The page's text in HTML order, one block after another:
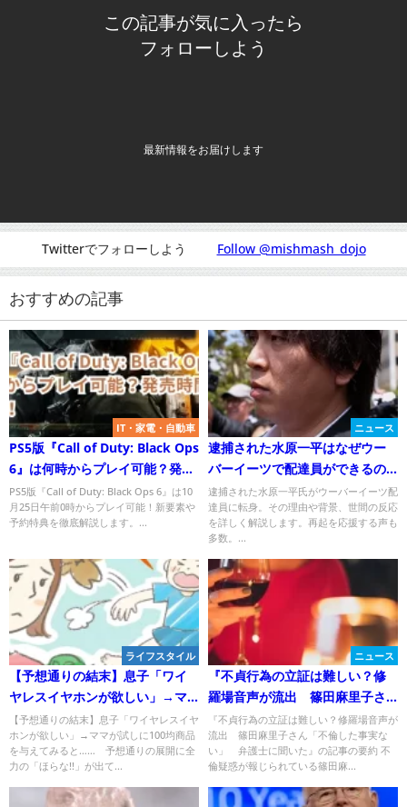
この記事が気に入ったら
フォローしよう
最新情報をお届けします
Twitterでフォローしよう Follow @mishmash_dojo
おすすめの記事
IT・家電・自動車
PS5版『Call of Duty: Black Ops
6』は何時からプレイ可能？発売
時間を徹底解説！
PS5版『Call of Duty: Black Ops 6』は10
月25日午前0時からプレイ可能！新要素や
予約特典を徹底解説します。...
ニュース
逮捕された水原一平はなぜウー
バーイーツで配達員ができるの
か？その真相と背景に迫る
逮捕された水原一平氏がウーバーイーツ配
達員に転身。その理由や背景、世間の反応
を詳しく解説します。再起を応援する声も
多数。...
ライフスタイル
【予想通りの結末】息子「ワイ
ヤレスイヤホンが欲しい」→マ
マが試しに100均商品を与えてみ
ると…… 予想通りの展開に全力
の「ほらな!!」が出てしまう
【予想通りの結末】息子「ワイヤレスイヤ
ホンが欲しい」→ママが試しに100均商品
を与えてみると…… 予想通りの展開に全
力の「ほらな!!」が出て...
ニュース
『不貞行為の立証は難しい？修
羅場音声が流出 篠田麻里子さ
ん「不倫した事実ない」 弁護
士に聞いた』についてTwitterの
反応
『不貞行為の立証は難しい？修羅場音声が
流出 篠田麻里子さん「不倫した事実な
い」 弁護士に聞いた』の記事の要約 不
倫疑惑が報じられている篠田麻...